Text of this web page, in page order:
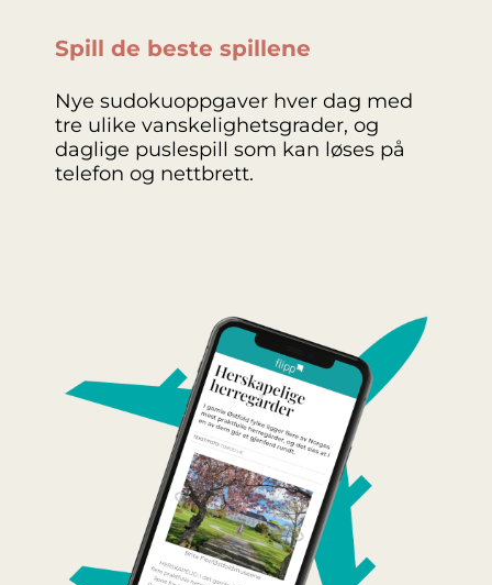
Spill de beste spillene
Nye sudokuoppgaver hver dag med
tre ulike vanskelighetsgrader, og
daglige puslespill som kan løses på
telefon og nettbrett.